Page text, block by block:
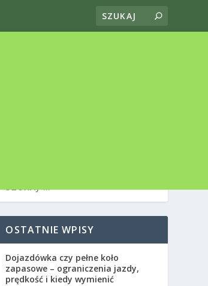
OSTATNIE WPISY
Dojazdówka czy pełne koło
zapasowe – ograniczenia jazdy,
prędkość i kiedy wymienić